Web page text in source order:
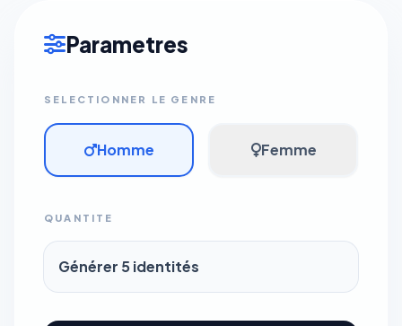
Parametres
SELECTIONNER LE GENRE
Homme Femme
QUANTITE